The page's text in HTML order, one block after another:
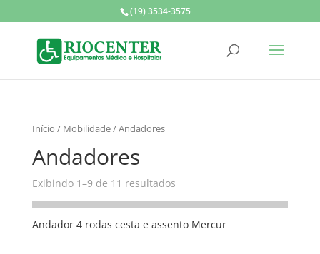
(19) 3534-3575
Início / Mobilidade/ Andadores
Andadores
Exibindo 1–9 de 11 resultados
Andador 4 rodas cesta e assento Mercur